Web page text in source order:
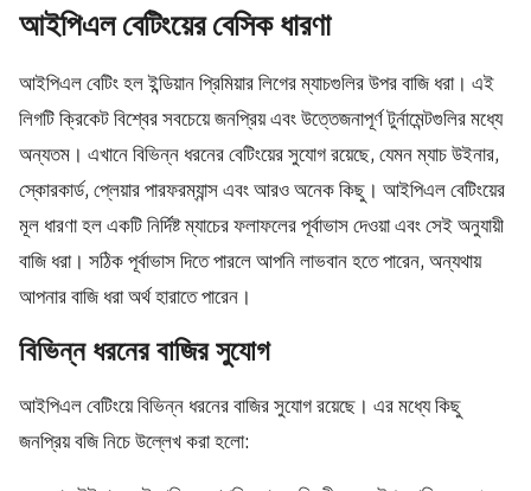
আইপিএল বেটিংয়ের বেসিক ধারণা
আইপিএল বেটিং হল ইন্ডিয়ান প্রিমিয়ার লিগের ম্যাচগুলির উপর বাজি ধরা। এই
লিগটি ক্রিকেট বিশ্বের সবচেয়ে জনপ্রিয় এবং উত্তেজনাপূর্ণ টুর্নামেন্টগুলির মধ্যে
অন্যতম। এখানে বিভিন্ন ধরনের বেটিংয়ের সুযোগ রয়েছে, যেমন ম্যাচ উইনার,
স্কোরকার্ড, প্লেয়ার পারফরম্যান্স এবং আরও অনেক কিছু। আইপিএল বেটিংয়ের
মূল ধারণা হল একটি নির্দিষ্ট ম্যাচের ফলাফলের পূর্বাভাস দেওয়া এবং সেই অনুযায়ী
বাজি ধরা। সঠিক পূর্বাভাস দিতে পারলে আপনি লাভবান হতে পারেন, অন্যথায়
আপনার বাজি ধরা অর্থ হারাতে পারেন।
বিভিন্ন ধরনের বাজির সুযোগ
আইপিএল বেটিংয়ে বিভিন্ন ধরনের বাজির সুযোগ রয়েছে। এর মধ্যে কিছু
জনপ্রিয় বজি নিচে উল্লেখ করা হলো: